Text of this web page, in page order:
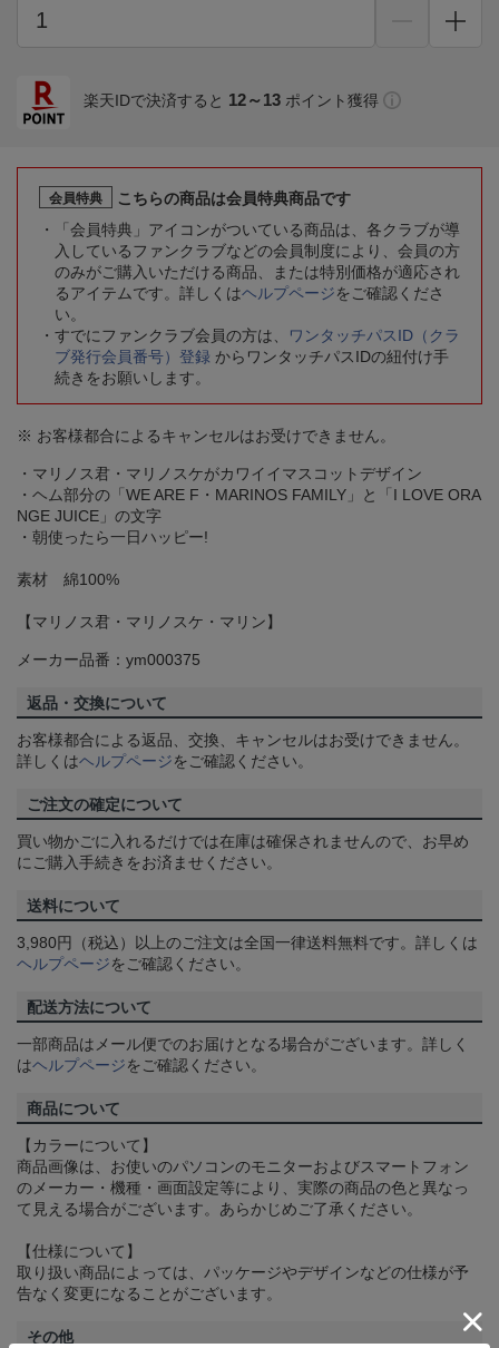
楽天IDで決済すると 12～13 ポイント獲得
会員特典
こちらの商品は会員特典商品です
「会員特典」アイコンがついている商品は、各クラブが導
入しているファンクラブなどの会員制度により、会員の方
のみがご購入いただける商品、または特別価格が適応され
るアイテムです。詳しくはヘルプページをご確認くださ
い。
すでにファンクラブ会員の方は、
ワンタッチパスID（クラ
ブ発行会員番号）登録 からワンタッチパスIDの紐付け手
続きをお願いします。
※ お客様都合によるキャンセルはお受けできません。
・マリノス君・マリノスケがカワイイマスコットデザイン
・ヘム部分の「WE ARE F・MARINOS FAMILY」と「I LOVE ORA
NGE JUICE」の文字
・朝使ったら一日ハッピー!
素材 綿100%
【マリノス君・マリノスケ・マリン】
メーカー品番：ym000375
返品・交換について
お客様都合による返品、交換、キャンセルはお受けできません。
詳しくはヘルプページをご確認ください。
ご注文の確定について
買い物かごに入れるだけでは在庫は確保されませんので、お早め
にご購入手続きをお済ませください。
送料について
3,980円（税込）以上のご注文は全国一律送料無料です。詳しくは
ヘルプページをご確認ください。
配送方法について
一部商品はメール便でのお届けとなる場合がございます。詳しく
はヘルプページをご確認ください。
商品について
【カラーについて】
商品画像は、お使いのパソコンのモニターおよびスマートフォン
のメーカー・機種・画面設定等により、実際の商品の色と異なっ
て見える場合がございます。あらかじめご了承ください。
【仕様について】
取り扱い商品によっては、パッケージやデザインなどの仕様が予
告なく変更になることがございます。
その他